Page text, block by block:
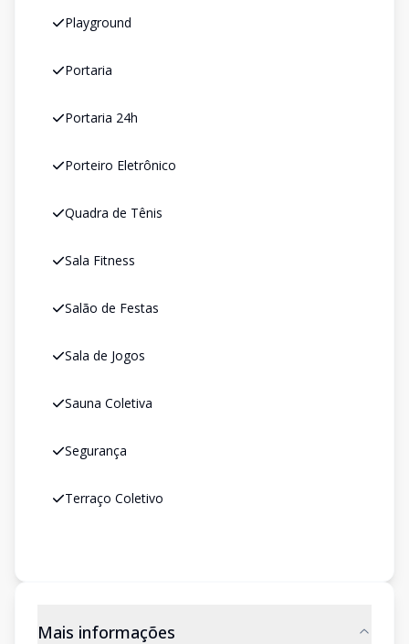
Playground
Portaria
Portaria 24h
Porteiro Eletrônico
Quadra de Tênis
Sala Fitness
Salão de Festas
Sala de Jogos
Sauna Coletiva
Segurança
Terraço Coletivo
Mais informações